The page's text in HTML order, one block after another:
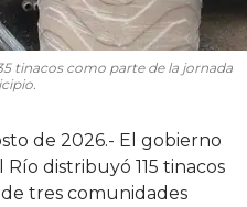
tinacos como parte de la jornada
de 2026.- El gobierno
distribuyó 115 tinacos
tres comunidades